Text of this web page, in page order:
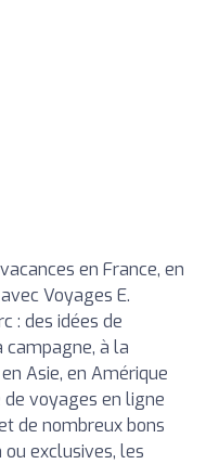
en France, en
Voyages E.
: des idées de
campagne, à la
Asie, en Amérique
de voyages en ligne
de nombreux bons
exclusives, les